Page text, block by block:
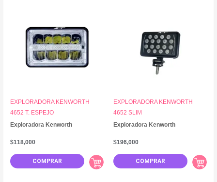
Exploradora Kenworth
EXPLORADORA KENWORTH
4652 T. ESPEJO
COMPRAR
$118,000
Exploradora Kenworth
EXPLORADORA KENWORTH
4652 SLIM
COMPRAR
$196,000